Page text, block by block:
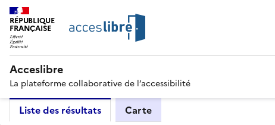
RÉPUBLIQUE
FRANÇAISE
Acceslibre
La plateforme collaborative de l’accessibilité
Liste des résultats Carte